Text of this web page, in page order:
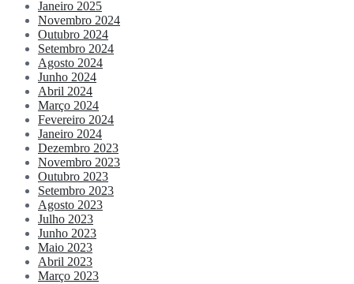
Janeiro 2025
Novembro 2024
Outubro 2024
Setembro 2024
Agosto 2024
Junho 2024
Abril 2024
Março 2024
Fevereiro 2024
Janeiro 2024
Dezembro 2023
Novembro 2023
Outubro 2023
Setembro 2023
Agosto 2023
Julho 2023
Junho 2023
Maio 2023
Abril 2023
Março 2023